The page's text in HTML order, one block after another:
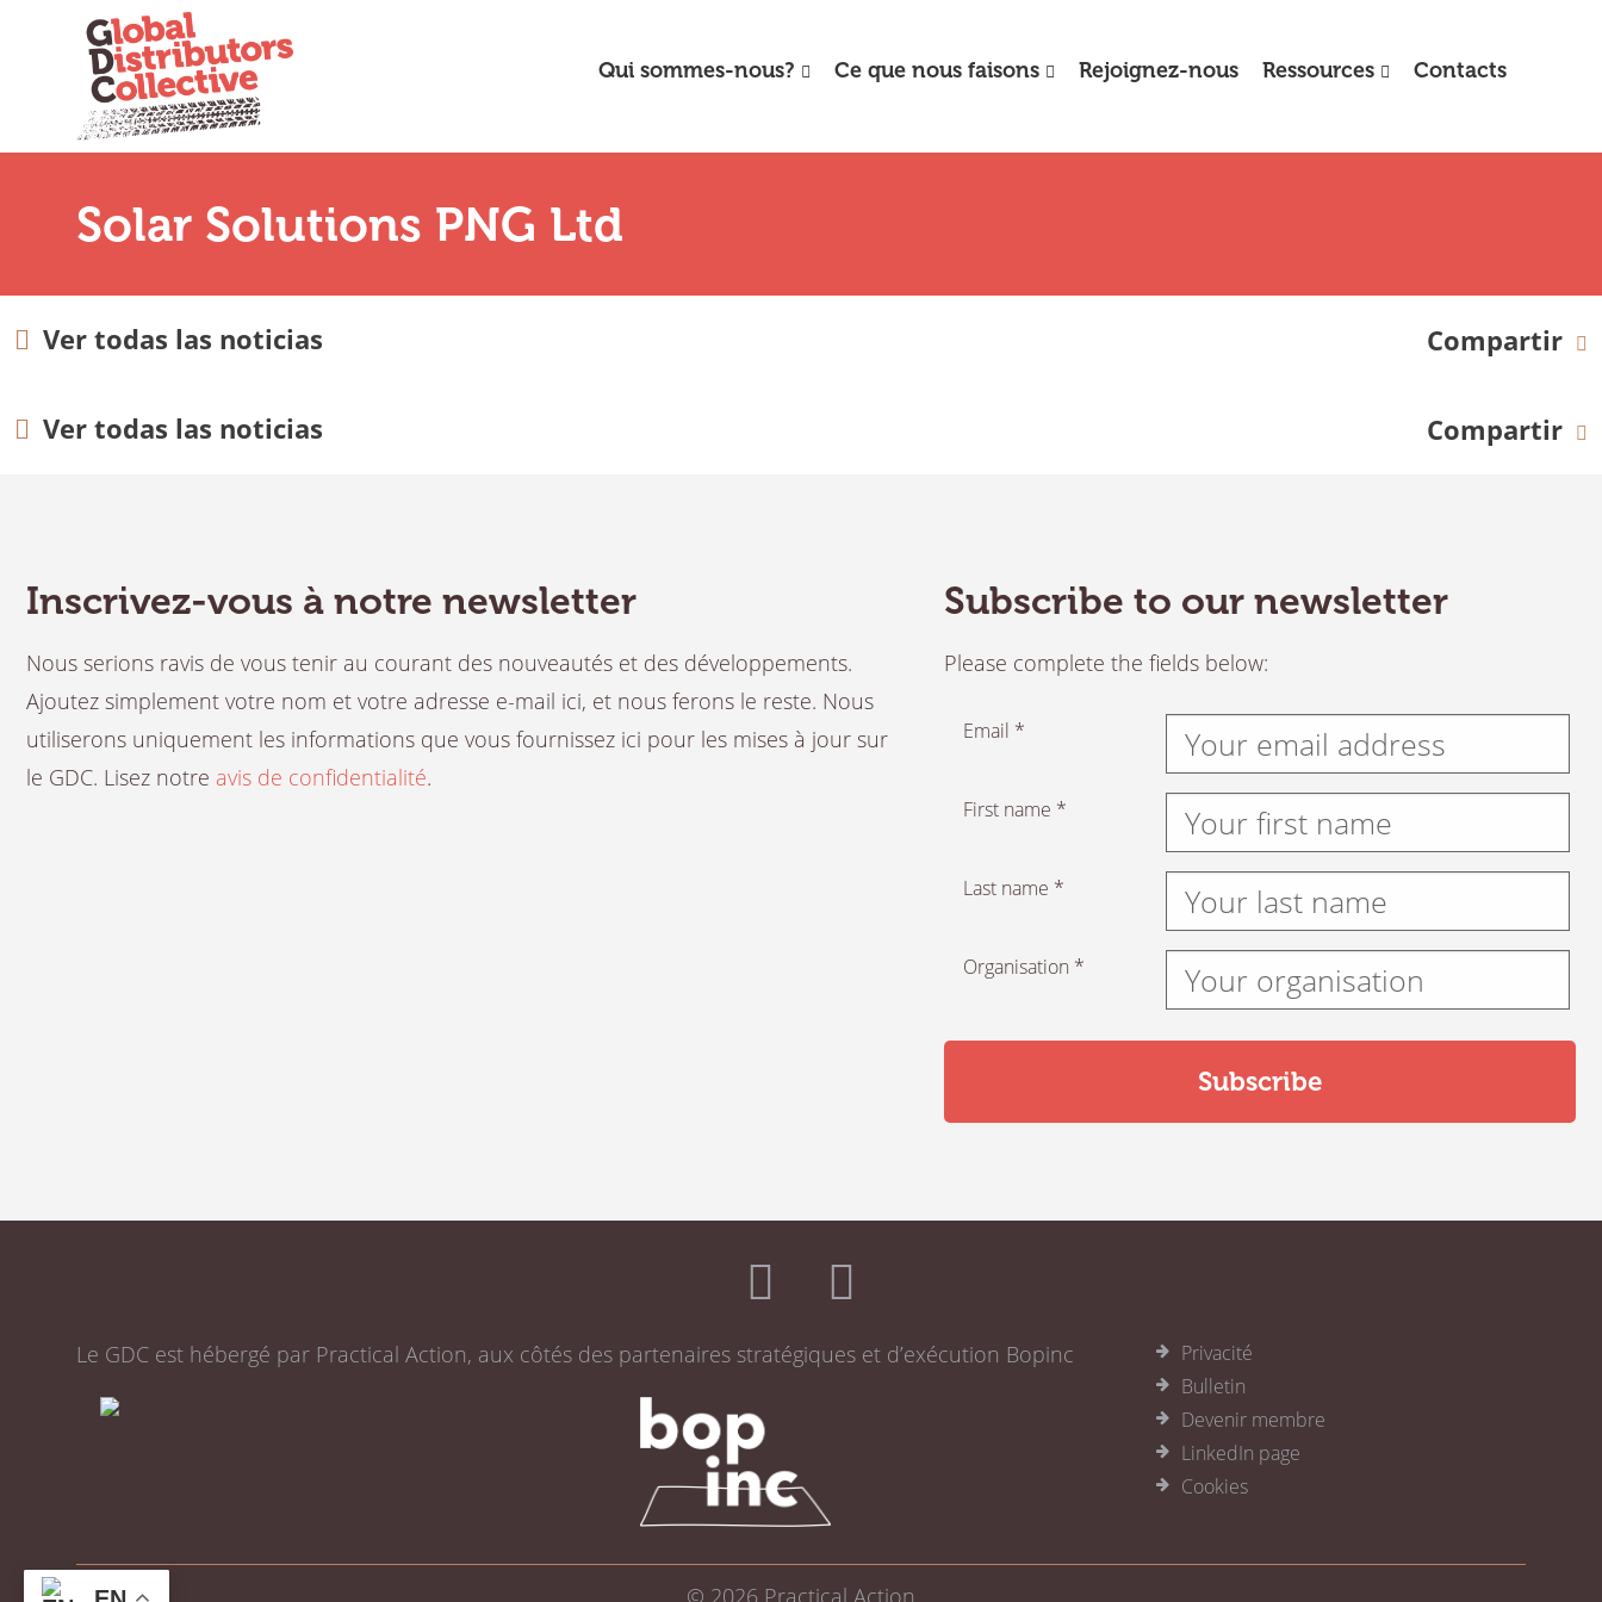
Qui sommes-nous? Ce que nous faisons Rejoignez-nous Ressources Contacts
Solar Solutions PNG Ltd
Ver todas las noticias Compartir
Ver todas las noticias Compartir
Inscrivez-vous à notre newsletter
Nous serions ravis de vous tenir au courant des nouveautés et des développements.
Ajoutez simplement votre nom et votre adresse e-mail ici, et nous ferons le reste. Nous
utiliserons uniquement les informations que vous fournissez ici pour les mises à jour sur
le GDC. Lisez notre avis de confidentialité.
Subscribe to our newsletter
Please complete the fields below:
Email *
First name *
Last name *
Organisation *
Le GDC est hébergé par Practical Action, aux côtés des partenaires stratégiques et d’exécution Bopinc
Privacité
Bulletin
Devenir membre
LinkedIn page
Cookies